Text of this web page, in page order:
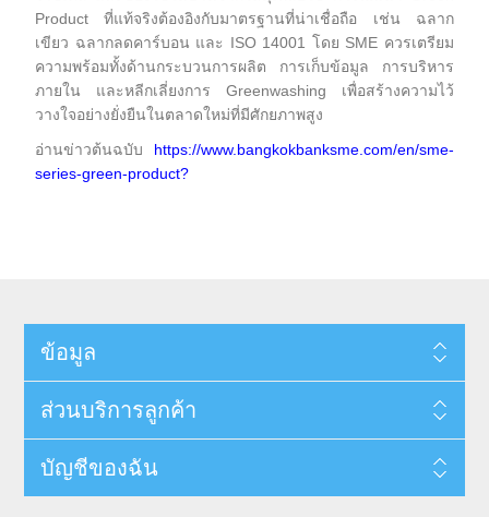
Product ที่แท้จริงต้องอิงกับมาตรฐานที่น่าเชื่อถือ เช่น ฉลาก
เขียว ฉลากลดคาร์บอน และ ISO 14001 โดย SME ควรเตรียม
ความพร้อมทั้งด้านกระบวนการผลิต การเก็บข้อมูล การบริหาร
ภายใน และหลีกเลี่ยงการ Greenwashing เพื่อสร้างความไว้
วางใจอย่างยั่งยืนในตลาดใหม่ที่มีศักยภาพสูง
อ่านข่าวต้นฉบับ https://www.bangkokbanksme.com/en/sme-
series-green-product?
ข้อมูล
ส่วนบริการลูกค้า
บัญชีของฉัน